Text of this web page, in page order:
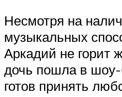
Несмотря на
музыкальных
Аркадий не горит
дочь пошла в шоу-
готов принять